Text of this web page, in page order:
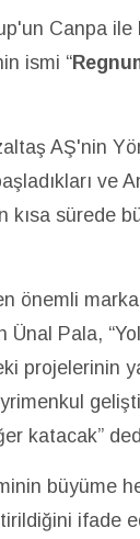
Canpa ile
ismi “
AŞ'nin
ve
kısa sürede
önemli
Ünal Pala,
projelerinin
katacak”
büyüme
ifade